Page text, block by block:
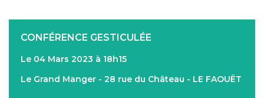
CONFÉRENCE GESTICULÉE
Le 04 Mars 2023 à 18h15
Le Grand Manger - 28 rue du Château - LE FAOUËT